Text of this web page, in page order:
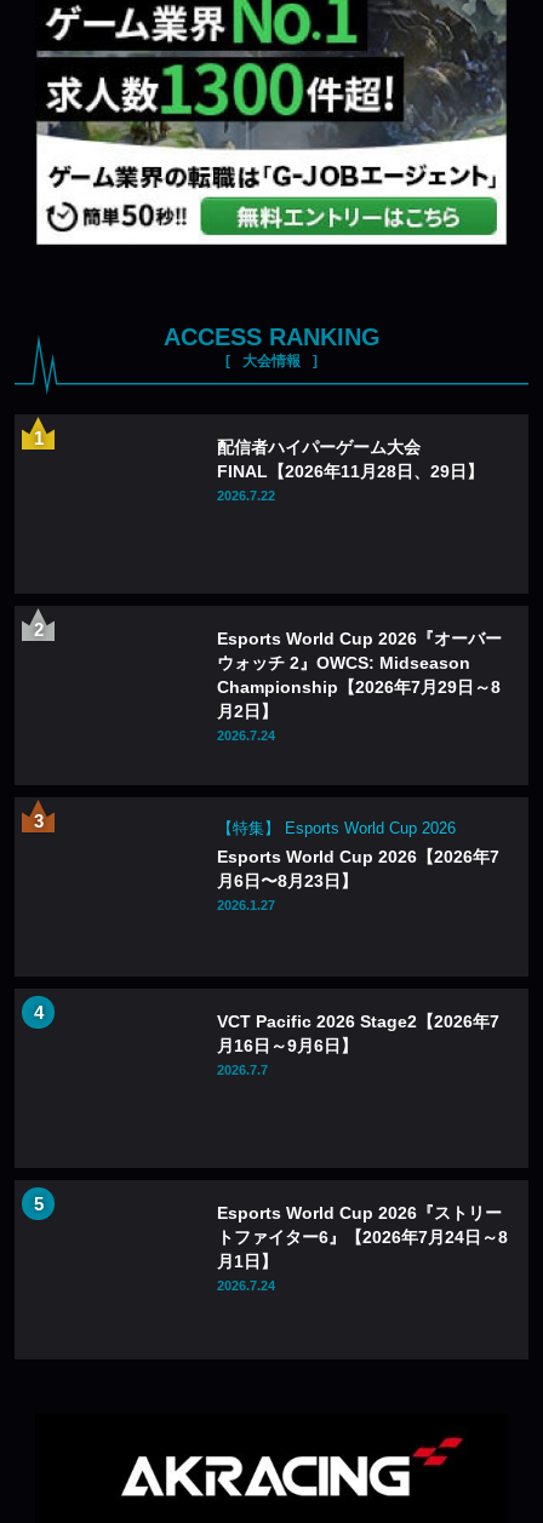
ACCESS RANKING
大会情報
配信者ハイパーゲーム大会
FINAL【2026年11月28日、29日】
2026.7.22
Esports World Cup 2026『オーバー
ウォッチ 2』OWCS: Midseason
Championship【2026年7月29日～8
月2日】
2026.7.24
【特集】 Esports World Cup 2026
Esports World Cup 2026【2026年7
月6日〜8月23日】
2026.1.27
VCT Pacific 2026 Stage2【2026年7
月16日～9月6日】
2026.7.7
Esports World Cup 2026『ストリー
トファイター6』【2026年7月24日～8
月1日】
2026.7.24